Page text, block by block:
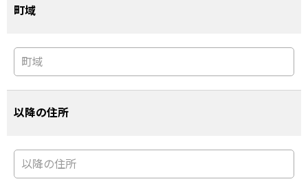
町域
以降の住所